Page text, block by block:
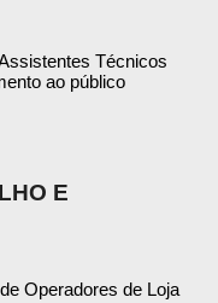
Técnicos
ao público
E
Operadores de Loja